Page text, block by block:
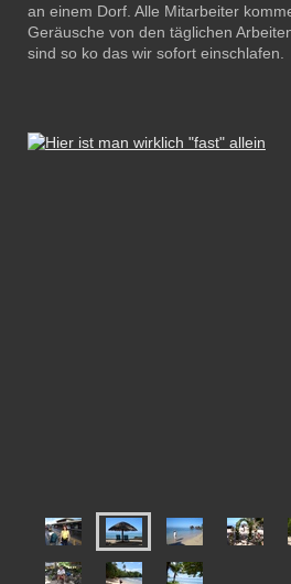
an einem Dorf. Alle Mitarbeiter
Geräusche von den täglichen
sind so ko das wir sofort einschlafen.